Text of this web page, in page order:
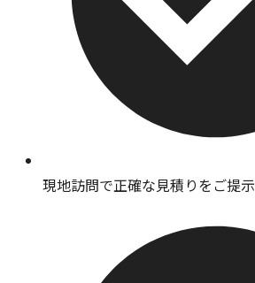
現地訪問で正確な見積りをご提示